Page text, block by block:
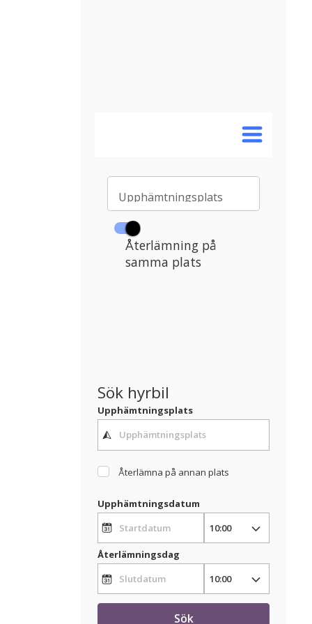
Sök hyrbil
Upphämtningsplats
Återlämna på annan plats
Upphämtningsdatum
Återlämningsdag
Sök